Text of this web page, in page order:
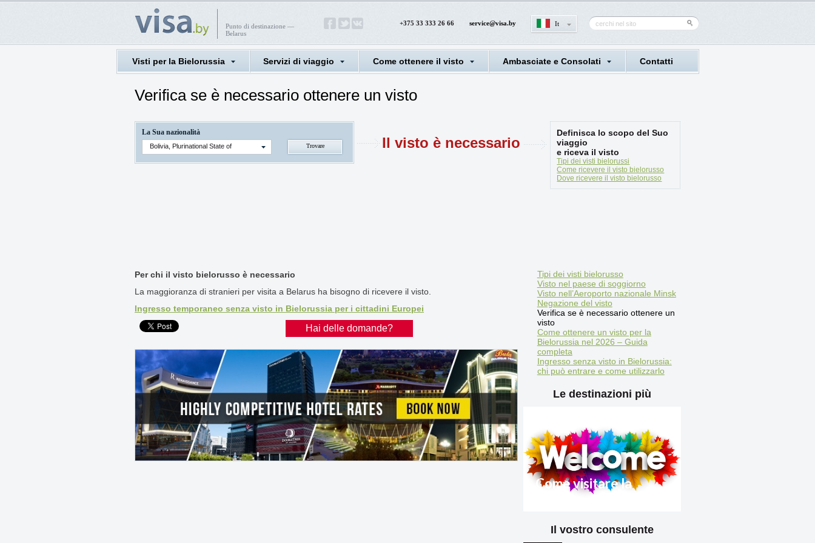
Punto di destinazione —
Belarus
+375 33 333 26 66 service@visa.by It
Visti per la Bielorussia Servizi di viaggio Come ottenere il visto Ambasciate e Consolati Contatti
Verifica se è necessario ottenere un visto
La Sua nazionalità
Bolivia, Plurinational State of Il visto è necessario
Definisca lo scopo del Suo
viaggio
e riceva il visto
Tipi dei visti bielorussi
Come ricevere il visto bielorusso
Dove ricevere il visto bielorusso
Per chi il visto bielorusso è necessario
La maggioranza di stranieri per visita a Belarus ha bisogno di ricevere il visto.
Ingresso temporaneo senza visto in Bielorussia per i cittadini Europei
Hai delle domande?
Tipi dei visti bielorusso
Visto nel paese di soggiorno
Visto nell’Aeroporto nazionale Minsk
Negazione del visto
Verifica se è necessario ottenere un
visto
Come ottenere un visto per la
Bielorussia nel 2026 – Guida
completa
Ingresso senza visto in Bielorussia:
chi può entrare e come utilizzarlo
Le destinazioni più
Come visitare la
Bielorussia 2025
Regole di ingresso in
Il vostro consulente